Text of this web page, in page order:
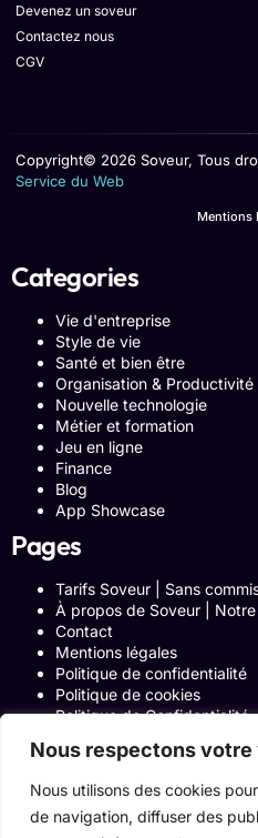
Nous respectons
Nous utilisons des cookies
de navigation, diffuser des
Devenez un soveur
Contactez nous
CGV
Copyright© 2026 Soveur, Tous
Service du Web
Mentions
Categories
Vie d'entreprise
Style de vie
Santé et bien être
Organisation & Productivité
Nouvelle technologie
Métier et formation
Jeu en ligne
Finance
Blog
App Showcase
Pages
Tarifs Soveur | Sans
À propos de Soveur |
Contact
Mentions légales
Politique de confidentialité
Politique de cookies
Politique de Confidentialité
Blog
Programme Affiliation
Conditions générales